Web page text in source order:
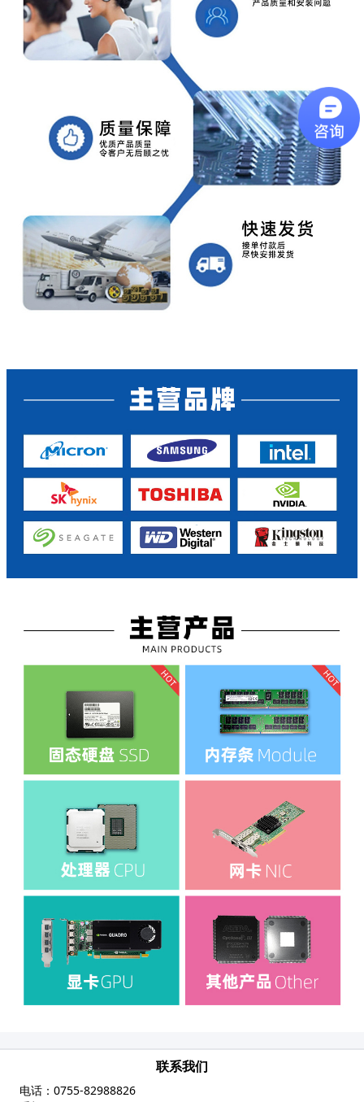
联系我们
电话： 0755-82988826